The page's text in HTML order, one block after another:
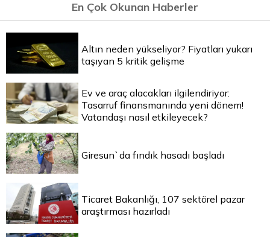
En Çok Okunan Haberler
Altın neden yükseliyor? Fiyatları yukarı
taşıyan 5 kritik gelişme
Ev ve araç alacakları ilgilendiriyor:
Tasarruf finansmanında yeni dönem!
Vatandaşı nasıl etkileyecek?
Giresun`da fındık hasadı başladı
Ticaret Bakanlığı, 107 sektörel pazar
araştırması hazırladı